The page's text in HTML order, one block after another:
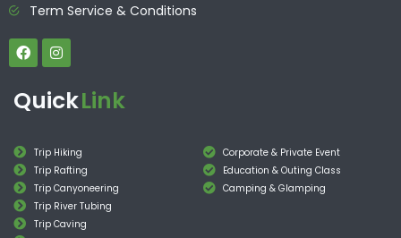
Term Service & Conditions
QuickLink
Trip Hiking
Trip Rafting
Trip Canyoneering
Trip River Tubing
Trip Caving
Corporate & Private Event
Education & Outing Class
Camping & Glamping